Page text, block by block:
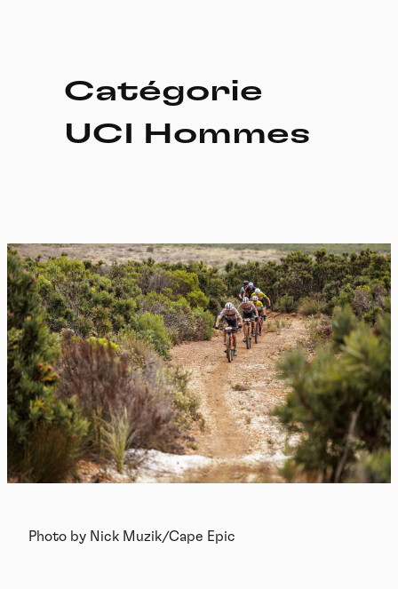
Catégorie
UCI Hommes
Photo by Nick Muzik/Cape Epic